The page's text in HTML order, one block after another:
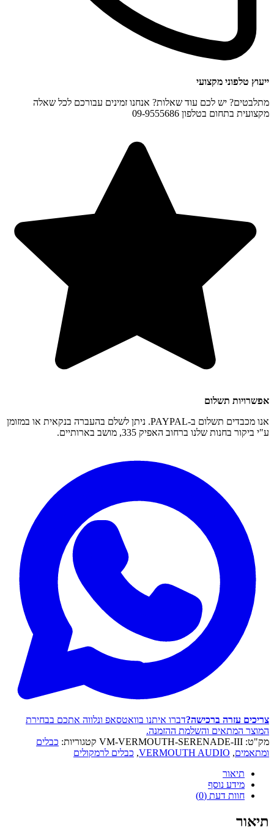
ייעוץ טלפוני מקצועי
מתלבטים? יש לכם עוד שאלות? אנחנו זמינים עבורכם לכל שאלה
מקצועית בתחום בטלפון 09-9555686
אפשרויות תשלום
אנו מכבדים תשלום ב-PAYPAL. ניתן לשלם בהעברה בנקאית או במזומן
ע"י ביקור בחנות שלנו ברחוב האפיק 335, מושב בארותיים.
צריכים עזרה ברכישה?דברו איתנו בוואטסאפ ונלווה אתכם בבחירת
המוצר המתאים והשלמת ההזמנה.
מק"ט: VM-VERMOUTH-SERENADE-III קטגוריות: כבלים
ומתאמים,
VERMOUTH AUDIO
, כבלים לרמקולים
תיאור
מידע נוסף
חוות דעת (0)
תיאור